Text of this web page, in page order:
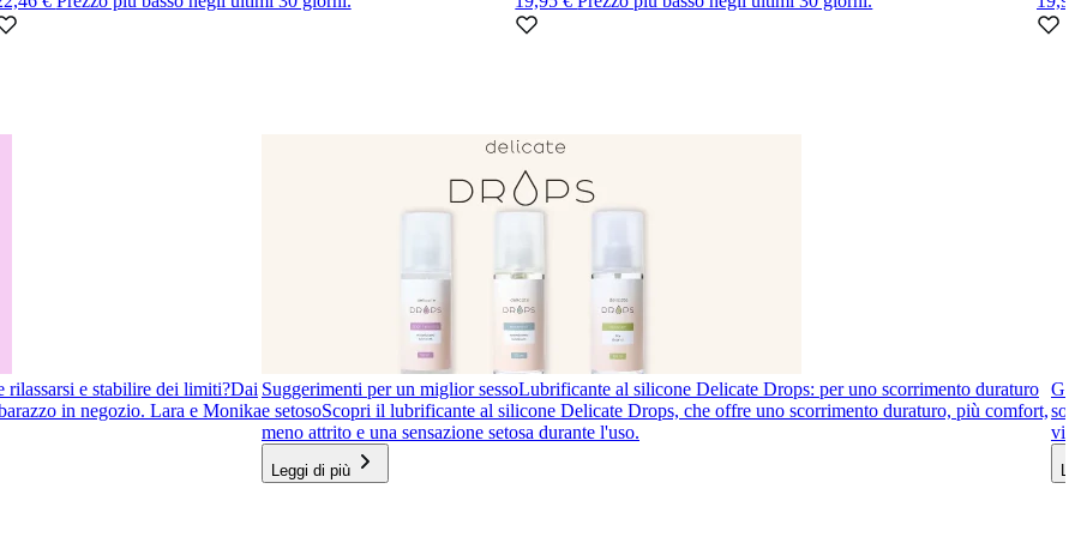
rilassarsi e stabilire dei limiti?Dai
in negozio. Lara e Monika
Suggerimenti per un miglior sessoLubrificante al silicone Delicate Drops: per uno scorrimento duraturo
e setosoScopri il lubrificante al silicone Delicate Drops, che offre uno scorrimento duraturo, più comfort,
meno attrito e una sensazione setosa durante l'uso.
Leggi di più